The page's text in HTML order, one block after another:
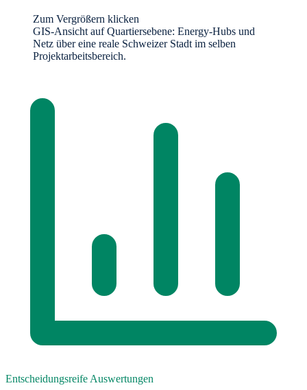
Zum Vergrößern klicken
GIS-Ansicht auf Quartiersebene: Energy-Hubs und
Netz über eine reale Schweizer Stadt im selben
Projektarbeitsbereich.
Entscheidungsreife Auswertungen